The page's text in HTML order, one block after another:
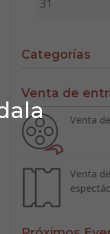
31
Categorías
Venta de
Venta
Venta